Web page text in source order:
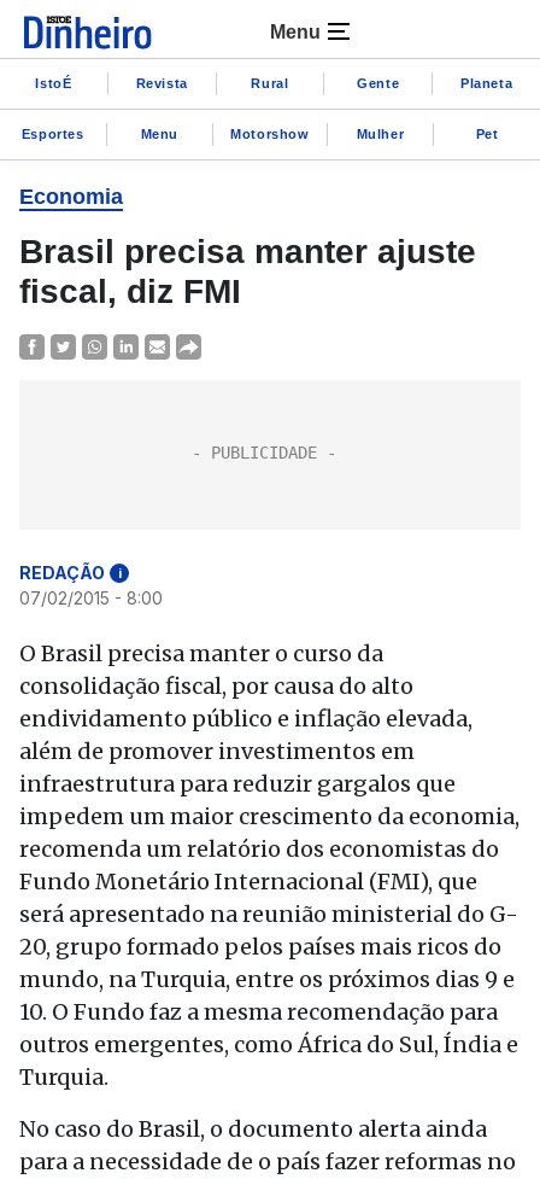
Menu
IstoÉ Revista Rural Gente Planeta
Esportes Menu Motorshow Mulher Pet
Economia
Brasil precisa manter ajuste
fiscal, diz FMI
REDAÇÃO i
07/02/2015 - 8:00
O Brasil precisa manter o curso da
consolidação fiscal, por causa do alto
endividamento público e inflação elevada,
além de promover investimentos em
infraestrutura para reduzir gargalos que
impedem um maior crescimento da economia,
recomenda um relatório dos economistas do
Fundo Monetário Internacional (FMI), que
será apresentado na reunião ministerial do G-
20, grupo formado pelos países mais ricos do
mundo, na Turquia, entre os próximos dias 9 e
10. O Fundo faz a mesma recomendação para
outros emergentes, como África do Sul, Índia e
Turquia.
No caso do Brasil, o documento alerta ainda
para a necessidade de o país fazer reformas no